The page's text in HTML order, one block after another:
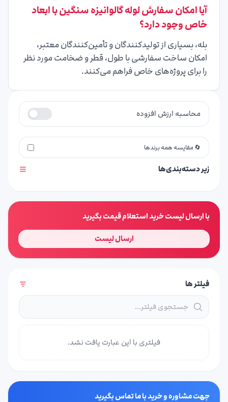
آیا امکان سفارش لوله گالوانیزه سنگین با ابعاد
خاص وجود دارد؟
بله، بسیاری از تولیدکنندگان و تأمین‌کنندگان معتبر،
امکان ساخت سفارشی با طول، قطر و ضخامت مورد نظر
را برای پروژه‌های خاص فراهم می‌کنند.
محاسبه ارزش افزوده
🔄 مقایسه همه برندها
زیر دسته‌بندی‌ها
با ارسال لیست خرید استعلام قیمت بگیرید
ارسال لیست
فیلتر ها
فیلتری با این عبارت یافت نشد.
جهت مشاوره و خرید با ما تماس بگیرید